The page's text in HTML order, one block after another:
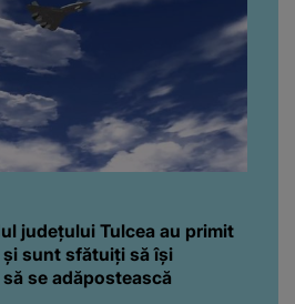
judeţului Tulcea au primit
şi sunt sfătuiţi să îşi
se adăpostească